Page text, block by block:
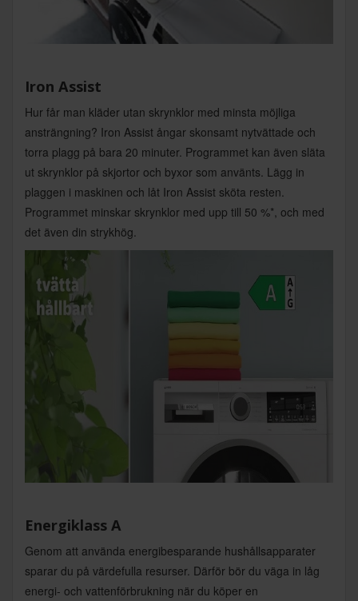
Iron Assist
Hur får man kläder utan skrynklor med minsta möjliga
ansträngning? Iron Assist ångar skonsamt nytvättade och
torra plagg på bara 20 minuter. Programmet kan även släta
ut skrynklor på skjortor och byxor som använts. Lägg in
plaggen i maskinen och låt Iron Assist sköta resten.
Programmet minskar skrynklor med upp till 50 %*, och med
det även din strykhög.
Energiklass A
Genom att använda energibesparande hushållsapparater
sparar du på värdefulla resurser. Därför bör du väga in låg
energi- och vattenförbrukning när du köper en